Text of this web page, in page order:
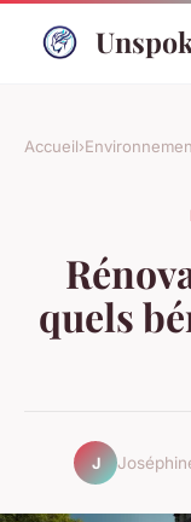
Accueil›
quels
J